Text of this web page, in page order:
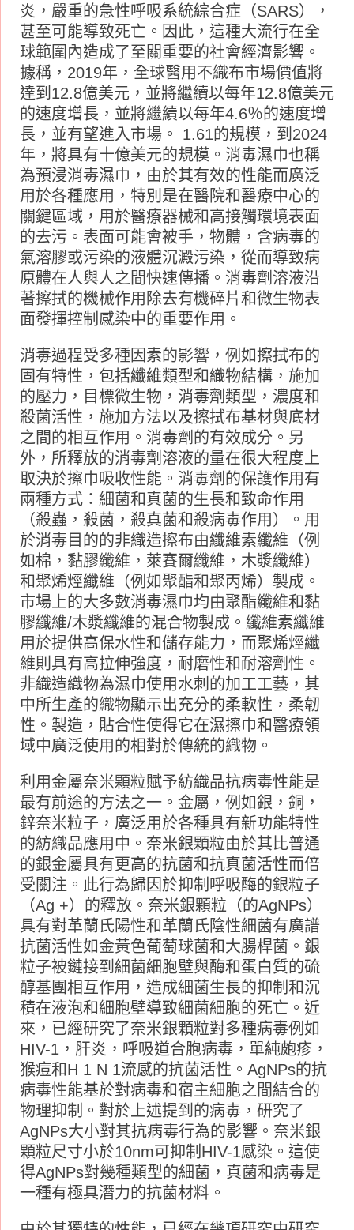
炎，嚴重的急性呼吸系統綜合症（SARS），
甚至可能導致死亡。因此，這種大流行在全
球範圍內造成了至關重要的社會經濟影響。
據稱，2019年，全球醫用不織布市場價值將
達到12.8億美元，並將繼續以每年12.8億美元
的速度增長，並將繼續以每年4.6％的速度增
長，並有望進入市場。 1.61的規模，到2024
年，將具有十億美元的規模。消毒濕巾也稱
為預浸消毒濕巾，由於其有效的性能而廣泛
用於各種應用，特別是在醫院和醫療中心的
關鍵區域，用於醫療器械和高接觸環境表面
的去污。表面可能會被手，物體，含病毒的
氣溶膠或污染的液體沉澱污染，從而導致病
原體在人與人之間快速傳播。消毒劑溶液沿
著擦拭的機械作用除去有機碎片和微生物表
面發揮控制感染中的重要作用。
消毒過程受多種因素的影響，例如擦拭布的
固有特性，包括纖維類型和織物結構，施加
的壓力，目標微生物，消毒劑類型，濃度和
殺菌活性，施加方法以及擦拭布基材與底材
之間的相互作用。消毒劑的有效成分。另
外，所釋放的消毒劑溶液的量在很大程度上
取決於擦巾吸收性能。消毒劑的保護作用有
兩種方式：細菌和真菌的生長和致命作用
（殺蟲，殺菌，殺真菌和殺病毒作用）。用
於消毒目的的非織造擦布由纖維素纖維（例
如棉，黏膠纖維，萊賽爾纖維，木漿纖維）
和聚烯烴纖維（例如聚酯和聚丙烯）製成。
市場上的大多數消毒濕巾均由聚酯纖維和黏
膠纖維/木漿纖維的混合物製成。纖維素纖維
用於提供高保水性和儲存能力，而聚烯烴纖
維則具有高拉伸強度，耐磨性和耐溶劑性。
非織造織物為濕巾使用水刺的加工工藝，其
中所生產的織物顯示出充分的柔軟性，柔韌
性。製造，貼合性使得它在濕擦巾和醫療領
域中廣泛使用的相對於傳統的織物。
利用金屬奈米顆粒賦予紡織品抗病毒性能是
最有前途的方法之一。金屬，例如銀，銅，
鋅奈米粒子，廣泛用於各種具有新功能特性
的紡織品應用中。奈米銀顆粒由於其比普通
的銀金屬具有更高的抗菌和抗真菌活性而倍
受關注。此行為歸因於抑制呼吸酶的銀粒子
（Ag +）的釋放。奈米銀顆粒（的AgNPs）
具有對革蘭氏陽性和革蘭氏陰性細菌有廣譜
抗菌活性如金黃色葡萄球菌和大腸桿菌。銀
粒子被鏈接到細菌細胞壁與酶和蛋白質的硫
醇基團相互作用，造成細菌生長的抑制和沉
積在液泡和細胞壁導致細菌細胞的死亡。近
來，已經研究了奈米銀顆粒對多種病毒例如
HIV-1，肝炎，呼吸道合胞病毒，單純皰疹，
猴痘和H 1 N 1流感的抗菌活性。AgNPs的抗
病毒性能基於對病毒和宿主細胞之間結合的
物理抑制。對於上述提到的病毒，研究了
AgNPs大小對其抗病毒行為的影響。奈米銀
顆粒尺寸小於10nm可抑制HIV-1感染。這使
得AgNPs對幾種類型的細菌，真菌和病毒是
一種有極具潛力的抗菌材料。